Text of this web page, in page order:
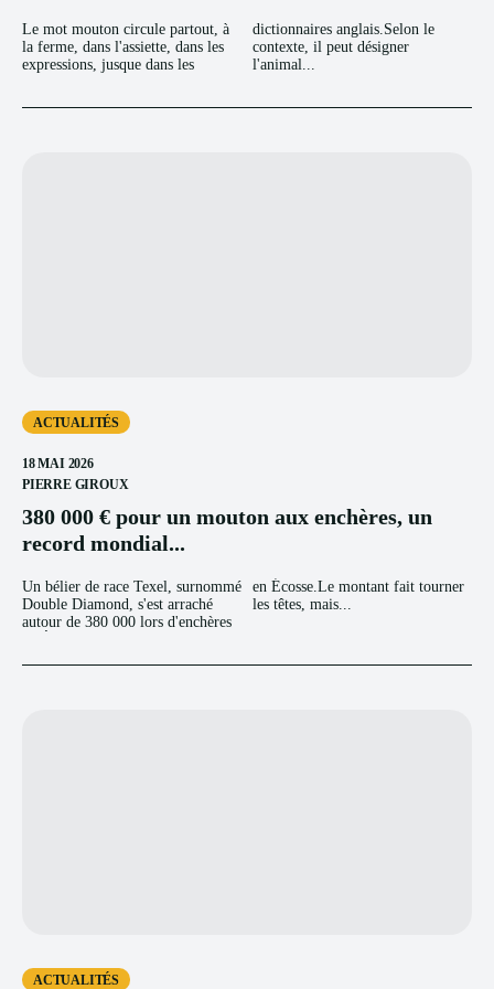
Le mot mouton circule partout, à
la ferme, dans l'assiette, dans les
expressions, jusque dans les
dictionnaires anglais.Selon le
contexte, il peut désigner
l'animal...
ACTUALITÉS
18 MAI 2026
PIERRE GIROUX
380 000 € pour un mouton aux enchères, un
record mondial...
Un bélier de race Texel, surnommé
Double Diamond, s'est arraché
autour de 380 000 lors d'enchères
en Écosse.Le montant fait tourner
les têtes, mais...
ACTUALITÉS